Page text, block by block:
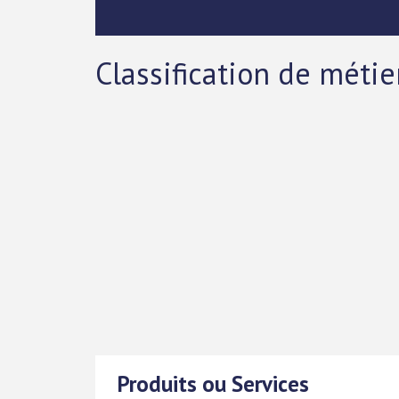
Classification de
Produits ou Services